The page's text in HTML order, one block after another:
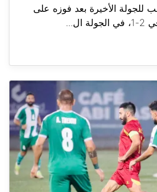
للجولة الأخيرة بعد فوزه على